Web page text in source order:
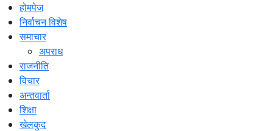
होमपेज
निर्वाचन विशेष
समाचार
अपराध
राजनीति
विचार
अन्तवार्ता
शिक्षा
खेलकुद